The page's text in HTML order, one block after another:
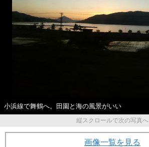
小浜線で舞鶴へ。田園と海の風景がいい
縦スクロールで次の写真へ
画像一覧を見る